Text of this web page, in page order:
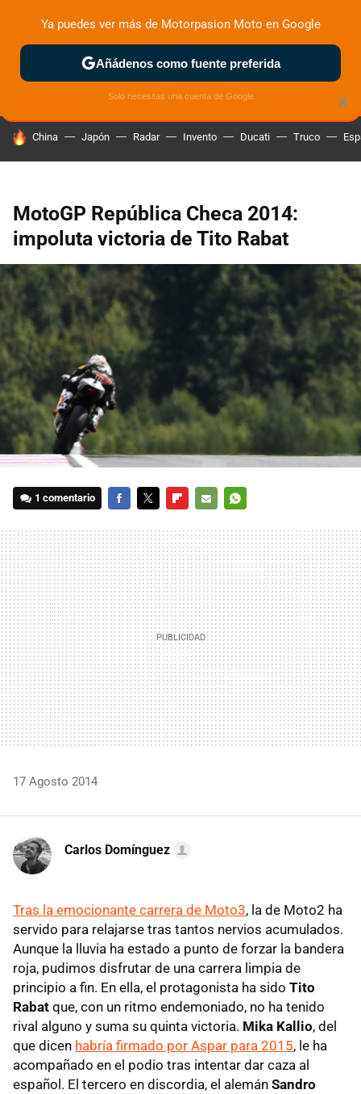
ZONA DE PRUEBAS DEPORTIVAS MOTOS ELÉCTRICAS
HOY SE HABLA DE
China Japón Radar Invento Ducati Truco
MotoGP República Checa 2014:
impoluta victoria de Tito Rabat
1 comentario
MAIL
17 Agosto 2014
Carlos Domínguez
Tras la emocionante carrera de Moto3, la de Moto2 ha
servido para relajarse tras tantos nervios acumulados.
Aunque la lluvia ha estado a punto de forzar la bandera
roja, pudimos disfrutar de una carrera limpia de
principio a fin. En ella, el protagonista ha sido Tito
Rabat que, con un ritmo endemoniado, no ha tenido
rival alguno y suma su quinta victoria. Mika Kallio, del
que dicen habría firmado por Aspar para 2015, le ha
acompañado en el podio tras intentar dar caza al
español. El tercero en discordia, el alemán Sandro
×
Ya puedes ver más de Motorpasion Moto en Google
Añádenos como fuente preferida
Solo necesitas una cuenta de Google